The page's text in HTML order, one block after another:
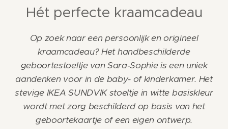
Hét perfecte kraamcadeau
Op zoek naar een persoonlijk en origineel
kraamcadeau? Het handbeschilderde
geboortestoeltje van Sara‑Sophie is een uniek
aandenken voor in de baby- of kinderkamer. Het
stevige IKEA SUNDVIK stoeltje in witte basiskleur
wordt met zorg beschilderd op basis van het
geboortekaartje of een eigen ontwerp.